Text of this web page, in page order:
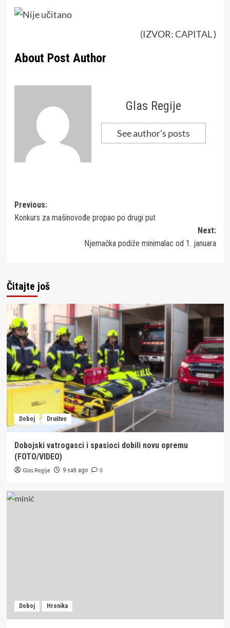
(IZVOR:CAPITAL)
About Post Author
Glas Regije
See author's posts
Post
navigation
Previous:
Konkurs za mašinovođe propao po drugi put
Next:
Njemačka podiže minimalac od 1. januara
Čitajte još
Doboj Društvo
Dobojski vatrogasci i spasioci dobili novu opremu
(FOTO/VIDEO)
Glas Regije 9 sati ago 0
Doboj Hronika